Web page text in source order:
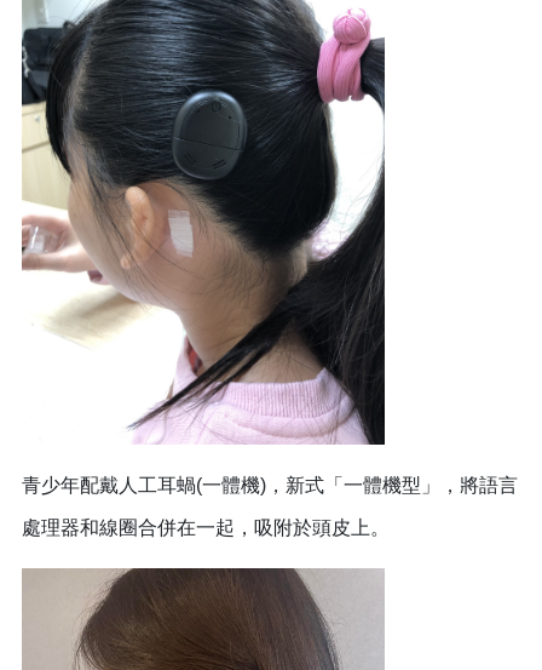
青少年配戴人工耳蝸(一體機)，新式「一體機型」，將語言
處理器和線圈合併在一起，吸附於頭皮上。